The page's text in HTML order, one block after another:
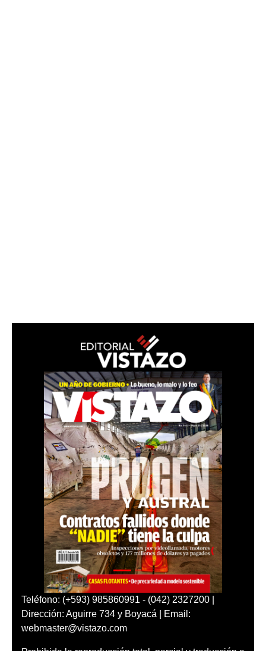
Teléfono: (+593) 985860991 - (042) 2327200 |
Dirección: Aguirre 734 y Boyacá | Email:
webmaster@vistazo.com